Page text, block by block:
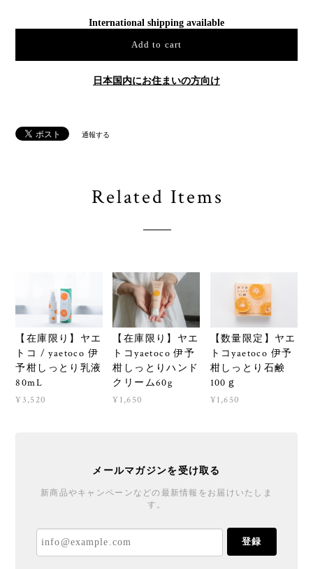
International shipping available
Add to cart
日本国内にお住まいの方向け
通報する
Related Items
【在庫限り】ヤエ
トコ / yaetoco 伊
予柑しっとり乳液
80mL
¥3,520
【在庫限り】ヤエ
トコyaetoco 伊予
柑しっとりハンド
クリーム60g
¥1,650
【数量限定】ヤエ
トコyaetoco 伊予
柑しっとり石鹸
100ｇ
¥1,650
メールマガジンを受け取る
新商品やキャンペーンなどの最新情報をお届けいたしま
す。
登録